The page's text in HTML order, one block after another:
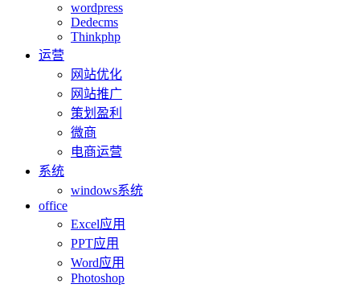
wordpress
Dedecms
Thinkphp
运营
网站优化
网站推广
策划盈利
微商
电商运营
系统
windows系统
office
Excel应用
PPT应用
Word应用
Photoshop